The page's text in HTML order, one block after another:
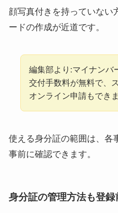
顔写真付きを持っていない
ードの作成が近道です。
編集部より:マイナンバ
交付手数料が無料で、
オンライン申請もできま
使える身分証の範囲は、各
事前に確認できます。
身分証の管理方法も登録